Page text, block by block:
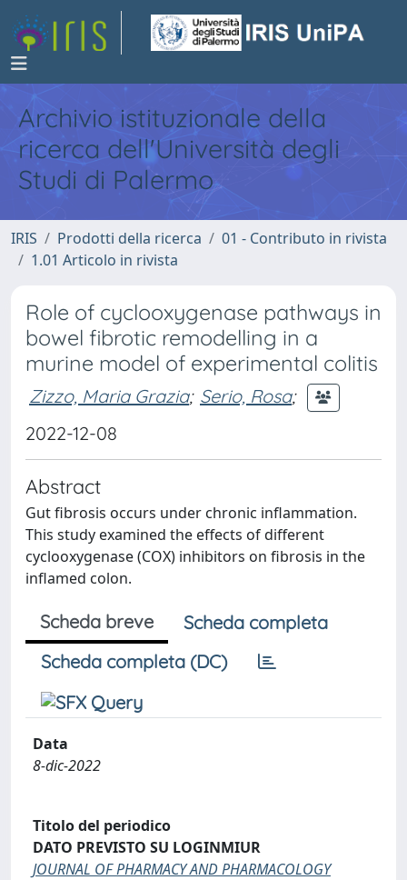
Archivio istituzionale della
ricerca dell'Università degli
Studi di Palermo
IRIS Prodotti della ricerca
01 - Contributo in rivista
1.01 Articolo in rivista
Role of cyclooxygenase pathways in
bowel fibrotic remodelling in a
murine model of experimental colitis
Zizzo, Maria Grazia; Serio, Rosa;
2022-12-08
Abstract
Gut fibrosis occurs under chronic inflammation.
This study examined the effects of different
cyclooxygenase (COX) inhibitors on fibrosis in the
inflamed colon.
Scheda breve
Scheda completa
Scheda completa (DC)
Data
8-dic-2022
Titolo del periodico
DATO PREVISTO SU LOGINMIUR
JOURNAL OF PHARMACY AND PHARMACOLOGY